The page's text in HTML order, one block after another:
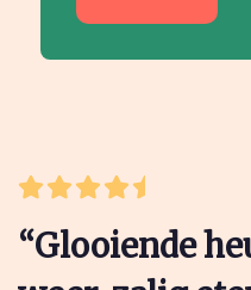
“Glooiende